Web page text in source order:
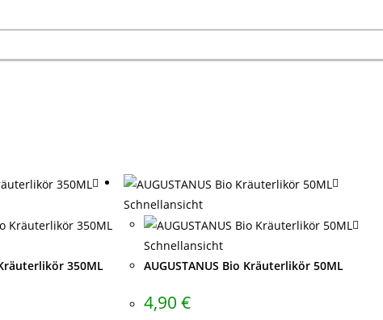
350ML
Schnellansicht
Schnellansicht
AUGUSTANUS Bio Kräuterlikör 50ML
4,90€